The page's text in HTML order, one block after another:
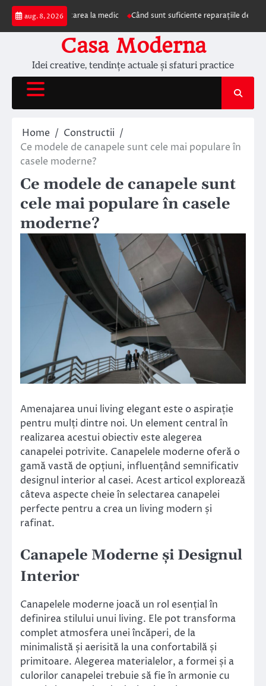
Skip
content
aug. 8, 2026
prezentarea la medic Când sunt suficiente reparațiile de acoperiș și
Casa Moderna
Idei creative, tendințe actuale și sfaturi practice
Home
Constructii
Ce modele de canapele sunt cele mai populare în
casele moderne?
Ce modele de canapele sunt
cele mai populare în casele
moderne?
Amenajarea unui living elegant este o aspirație
pentru mulți dintre noi. Un element central în
realizarea acestui obiectiv este alegerea
canapelei potrivite. Canapelele moderne oferă o
gamă vastă de opțiuni, influențând semnificativ
designul interior al casei. Acest articol explorează
câteva aspecte cheie în selectarea canapelei
perfecte pentru a crea un living modern și
rafinat.
Canapele Moderne și Designul
Interior
Canapelele moderne joacă un rol esențial în
definirea stilului unui living. Ele pot transforma
complet atmosfera unei încăperi, de la
minimalistă și aerisită la una confortabilă și
primitoare. Alegerea materialelor, a formei și a
culorilor canapelei trebuie să fie în armonie cu